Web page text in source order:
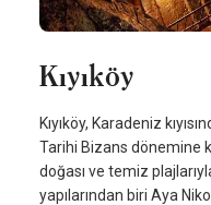
Kıyıköy
Kıyıköy, Karadeniz
Tarihi Bizans dönemine
doğası ve temiz
yapılarından biri Aya